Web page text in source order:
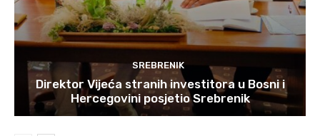
SREBRENIK
Direktor Vijeća stranih investitora u Bosni i
Hercegovini posjetio Srebrenik